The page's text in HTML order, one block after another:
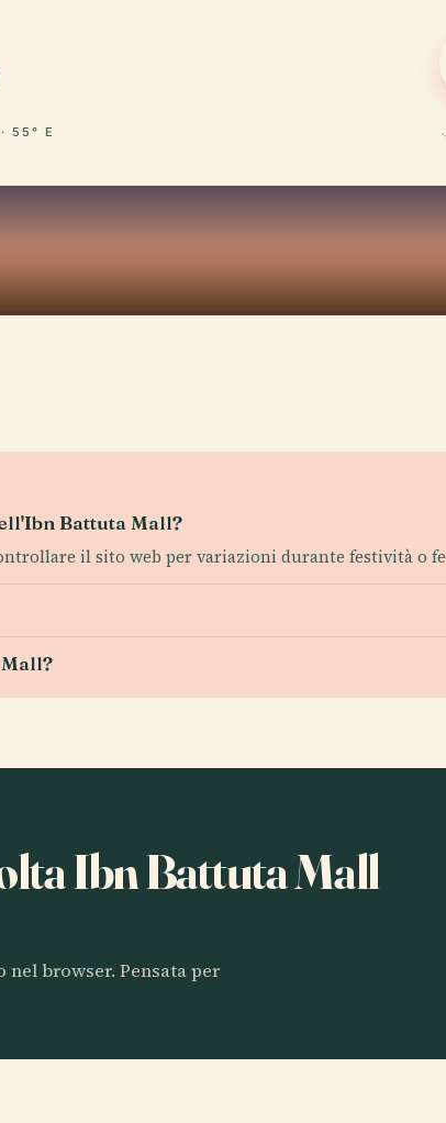
55° E
Battuta Mall?
il sito web per variazioni durante festività o
Ibn Battuta Mall
browser. Pensata per